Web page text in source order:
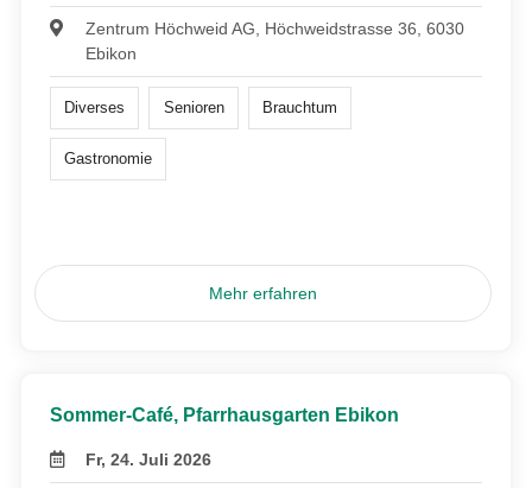
Zentrum Höchweid AG, Höchweidstrasse 36, 6030
Ebikon
Diverses Senioren Brauchtum
Gastronomie
Mehr erfahren
Sommer-Café, Pfarrhausgarten Ebikon
Fr, 24. Juli 2026